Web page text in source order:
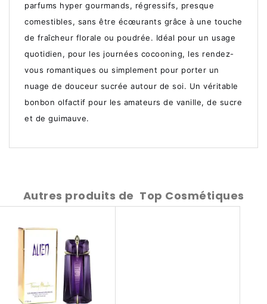
parfums hyper gourmands, régressifs, presque
comestibles, sans être écœurants grâce à une touche
de fraîcheur florale ou poudrée. Idéal pour un usage
quotidien, pour les journées cocooning, les rendez-
vous romantiques ou simplement pour porter un
nuage de douceur sucrée autour de soi. Un véritable
bonbon olfactif pour les amateurs de vanille, de sucre
et de guimauve.
Autres produits de Top Cosmétiques